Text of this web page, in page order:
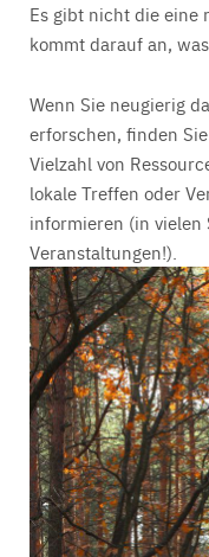
Es gibt nicht die eine
kommt darauf an,
Wenn Sie neugierig
erforschen, finden
Vielzahl von
lokale Treffen oder
informieren (in vielen
Veranstaltungen!).